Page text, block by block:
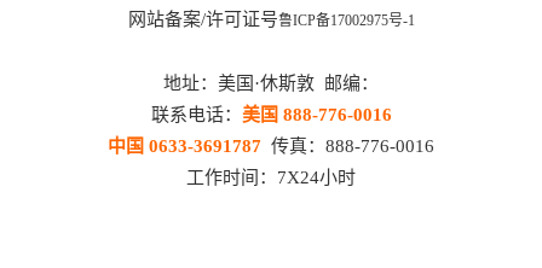
网站备案/许可证号鲁ICP备17002975号-1
地址：美国·休斯敦 邮编：
联系电话： 美国 888-776-0016
中国 0633-3691787 传真：888-776-0016
工作时间：7X24小时